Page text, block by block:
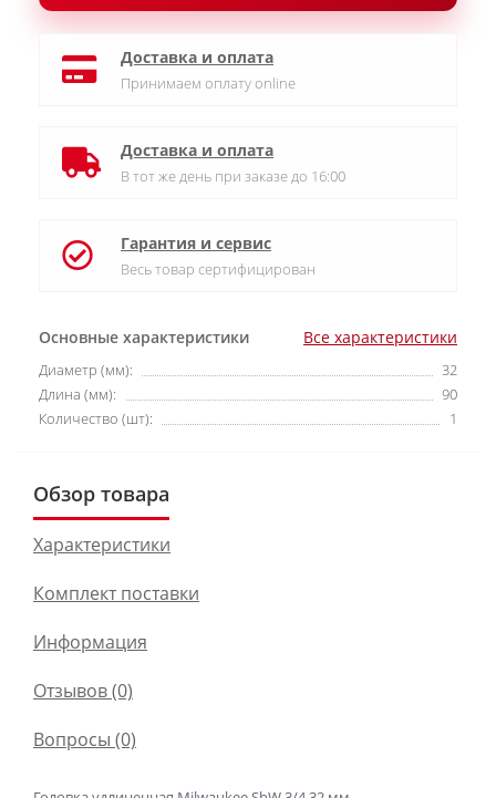
Основные характеристики Все характеристики
Диаметр (мм):
32
Длина (мм):
90
Количество (шт):
1
Доставка и оплата
Принимаем оплату online
Доставка и оплата
В тот же день при заказе до 16:00
Гарантия и сервис
Весь товар сертифицирован
Обзор товара
Характеристики
Комплект поставки
Информация
Отзывов (0)
Вопросы (0)